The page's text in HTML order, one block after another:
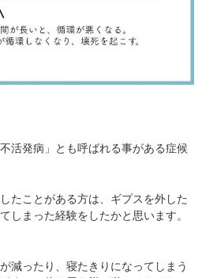
活発病」とも呼ばれる事がある症候
たことがある方は、ギプスを外した
しまった経験をしたかと思います。
減ったり、寝たきりになってしまう